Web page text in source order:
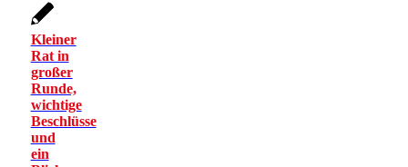
Kleiner
Rat in
großer
Runde,
wichtige
Beschlüsse
und
ein